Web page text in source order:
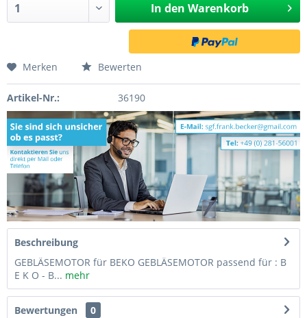
In den Warenkorb
Merken Bewerten
Artikel-Nr.: 36190
Beschreibung
GEBLÄSEMOTOR für BEKO GEBLÄSEMOTOR passend für : B
E K O - B... mehr
Bewertungen
0